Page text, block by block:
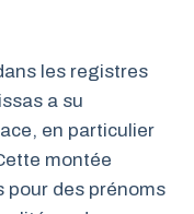
les registres
a su
en particulier
montée
pour des prénoms